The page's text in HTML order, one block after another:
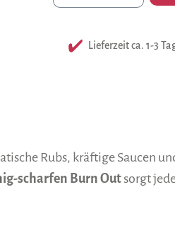
Lieferzeit ca. 1-3
Rubs, kräftige Saucen
scharfen Burn Outsorgt